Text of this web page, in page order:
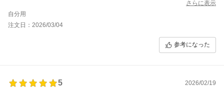
大容量で続けやすく、日々のケアとして取り入れやすい点も気に
入っています。
忙しい朝でも、少しだけ肌を整える時間があると気持ちも落ち着
さらに表示
自分用
注文日：2026/03/04
参考になった
5 2026/02/19